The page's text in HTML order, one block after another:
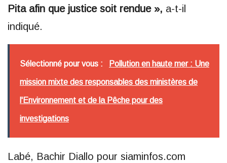
Pita afin que justice soit rendue », a-t-il
indiqué.
Sélectionné pour vous : Pollution en haute mer : Une
mission mixte des responsables des ministères de
l'Environnement et de la Pêche pour des
investigations
Labé, Bachir Diallo pour siaminfos.com